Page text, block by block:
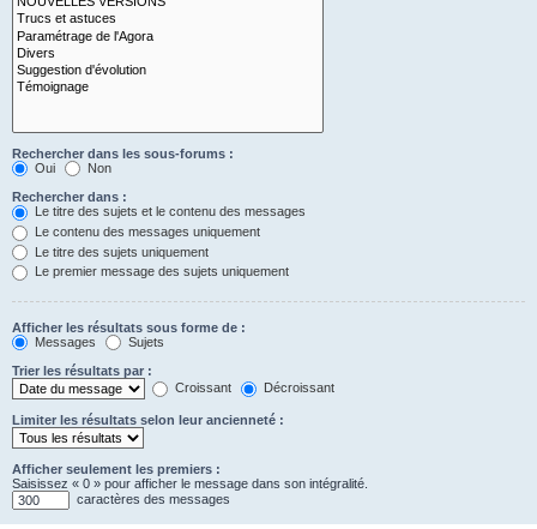
Rechercher dans les sous-forums :
Oui
Non
Rechercher dans :
Le titre des sujets et le contenu des messages
Le contenu des messages uniquement
Le titre des sujets uniquement
Le premier message des sujets uniquement
Afficher les résultats sous forme de :
Messages
Sujets
Trier les résultats par :
Croissant
Décroissant
Limiter les résultats selon leur ancienneté :
Afficher seulement les premiers :
Saisissez « 0 » pour afficher le message dans son intégralité.
caractères des messages